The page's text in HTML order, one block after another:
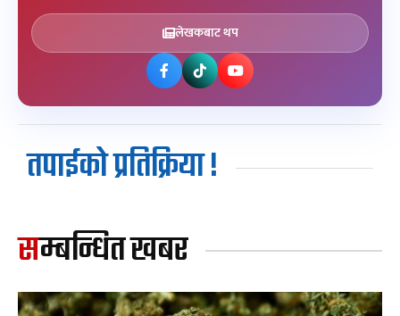
लेखकबाट थप
तपाईको प्रतिक्रिया !
सम्बन्धित खबर